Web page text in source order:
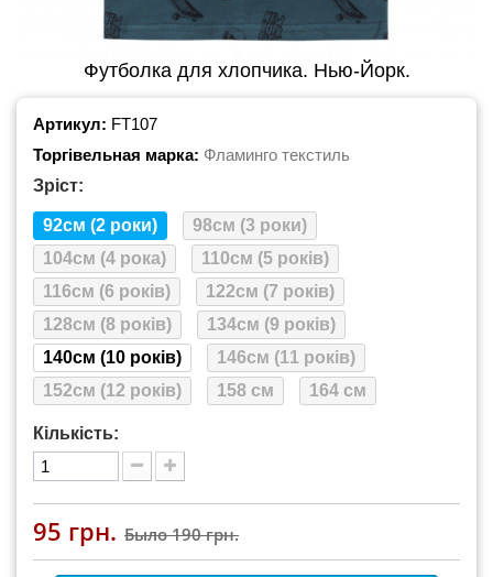
Футболка для хлопчика. Нью-Йорк.
Артикул: FT107
Торгівельная марка: Фламинго текстиль
Зріст:
92см (2 роки)
98см (3 роки)
104см (4 рока)
110см (5 років)
116см (6 років)
122см (7 років)
128см (8 років)
134см (9 років)
140см (10 років)
146см (11 років)
152см (12 років)
158 см 164 см
Кількість:
95 грн. Было190 грн.